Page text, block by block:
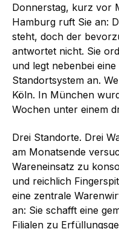
Donnerstag, kurz vor
Hamburg ruft Sie an:
steht, doch der
antwortet nicht. Sie
und legt nebenbei
Standortsystem an.
Köln. In München
Wochen unter einem
Drei Standorte. Drei
am Monatsende
Wareneinsatz zu
und reichlich
eine zentrale
an: Sie schafft eine
Filialen zu